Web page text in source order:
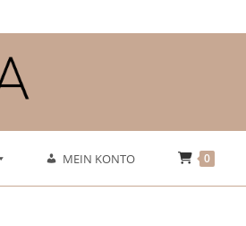
MEIN KONTO 0